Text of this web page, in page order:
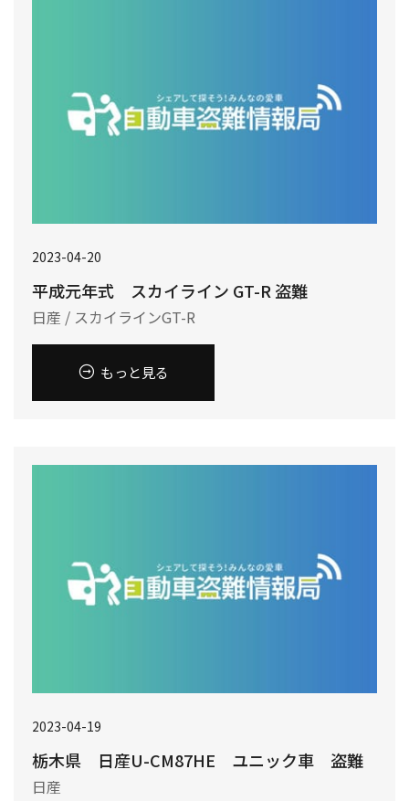
2023-04-20
平成元年式 スカイライン GT-R 盗難
日産 / スカイラインGT-R
もっと見る
2023-04-19
栃木県 日産U-CM87HE ユニック車 盗難
日産